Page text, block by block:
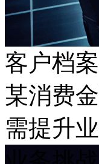
客户档案
某消费
需提升